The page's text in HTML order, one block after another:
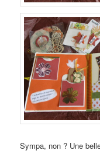
Sympa, non ? Une